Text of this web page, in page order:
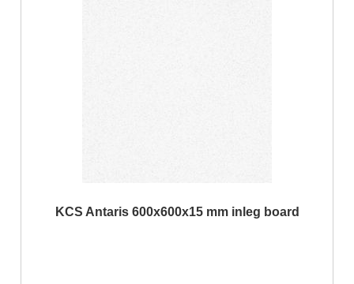
KCS Antaris 600x600x15 mm inleg board